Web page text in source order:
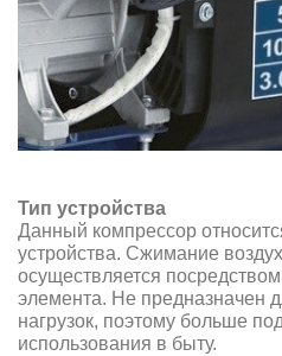
Тип устройства
Данный компрессор
устройства. Сжимание
осуществляется
элемента. Не предназначен
нагрузок, поэтому больше
использования в быту.